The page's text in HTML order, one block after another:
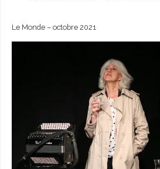
Le Monde – octobre 2021